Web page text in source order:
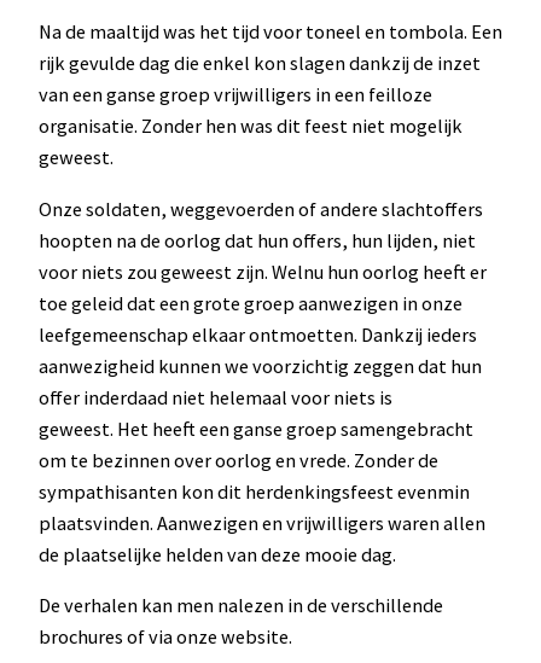
Na de maaltijd was het tijd voor toneel en tombola. Een
rijk gevulde dag die enkel kon slagen dankzij de inzet
van een ganse groep vrijwilligers in een feilloze
organisatie. Zonder hen was dit feest niet mogelijk
geweest.
Onze soldaten, weggevoerden of andere slachtoffers
hoopten na de oorlog dat hun offers, hun lijden, niet
voor niets zou geweest zijn. Welnu hun oorlog heeft er
toe geleid dat een grote groep aanwezigen in onze
leefgemeenschap elkaar ontmoetten. Dankzij ieders
aanwezigheid kunnen we voorzichtig zeggen dat hun
offer inderdaad niet helemaal voor niets is
geweest. Het heeft een ganse groep samengebracht
om te bezinnen over oorlog en vrede. Zonder de
sympathisanten kon dit herdenkingsfeest evenmin
plaatsvinden. Aanwezigen en vrijwilligers waren allen
de plaatselijke helden van deze mooie dag.
De verhalen kan men nalezen in de verschillende
brochures of via onze website.